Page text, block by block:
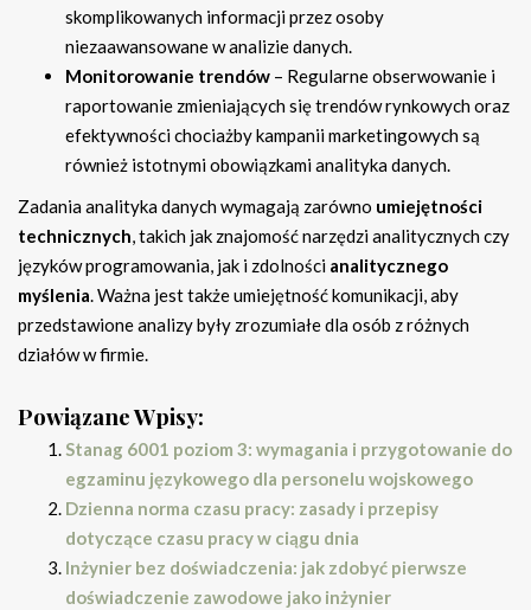
skomplikowanych informacji przez osoby
niezaawansowane w analizie danych.
Monitorowanie trendów – Regularne obserwowanie i
raportowanie zmieniających się trendów rynkowych oraz
efektywności chociażby kampanii marketingowych są
również istotnymi obowiązkami analityka danych.
Zadania analityka danych wymagają zarówno umiejętności
technicznych, takich jak znajomość narzędzi analitycznych czy
języków programowania, jak i zdolności analitycznego
myślenia. Ważna jest także umiejętność komunikacji, aby
przedstawione analizy były zrozumiałe dla osób z różnych
działów w firmie.
Powiązane Wpisy:
Stanag 6001 poziom 3: wymagania i przygotowanie do
egzaminu językowego dla personelu wojskowego
Dzienna norma czasu pracy: zasady i przepisy
dotyczące czasu pracy w ciągu dnia
Inżynier bez doświadczenia: jak zdobyć pierwsze
doświadczenie zawodowe jako inżynier